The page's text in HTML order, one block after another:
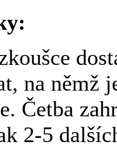
na němž
Četba
2-5